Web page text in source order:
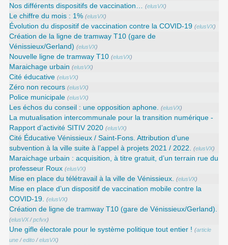
Nos différents dispositifs de vaccination… (elusVX)
Le chiffre du mois : 1% (elusVX)
Évolution du dispositif de vaccination contre la COVID-19 (elusVX)
Création de la ligne de tramway T10 (gare de
Vénissieux/Gerland) (elusVX)
Nouvelle ligne de tramway T10 (elusVX)
Maraichage urbain (elusVX)
Cité éducative (elusVX)
Zéro non recours (elusVX)
Police municipale (elusVX)
Les échos du conseil : une opposition aphone. (elusVX)
La mutualisation intercommunale pour la transition numérique -
Rapport d’activité SITIV 2020 (elusVX)
Cité Éducative Vénissieux / Saint-Fons. Attribution d’une
subvention à la ville suite à l’appel à projets 2021 / 2022.
(elusVX)
Maraichage urbain : acquisition, à titre gratuit, d’un terrain rue du
professeur Roux (elusVX)
Mise en place du télétravail à la ville de Vénissieux. (elusVX)
Mise en place d’un dispositif de vaccination mobile contre la
COVID-19.
(elusVX)
Création de ligne de tramway T10 (gare de Vénissieux/Gerland).
(elusVX/pcfvx)
Une gifle électorale pour le système politique tout entier ! (article
une /edito /elusVX)